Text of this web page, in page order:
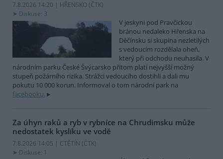
7.8.2026 14:20 | HŘENSKO (ČTK)
Diskuse: 3
V jeskyni pod Pravčickou
bránou nedaleko Hřenska na
Děčínsku si skupina nezletilých
s vedoucím rozdělala oheň,
který při odchodu neuhasila. V
národním parku České Švýcarsko přitom platí nejvyšší možný
stupeň požárního rizika. Strážci vedoucího dostihli a dali mu
pokutu 10 000 korun. Informoval o tom národní park na
facebooku.
Za úhyn raků a ryb v rybníce na Chrudimsku může
nedostatek kyslíku ve vodě
7.8.2026 14:05 | CTĚTÍN (ČTK)
Diskuse: 1